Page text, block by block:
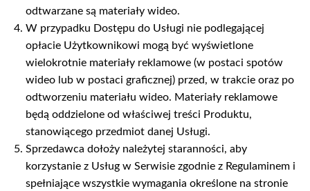
odtwarzane są materiały wideo.
W przypadku Dostępu do Usługi nie podlegającej
opłacie Użytkownikowi mogą być wyświetlone
wielokrotnie materiały reklamowe (w postaci spotów
wideo lub w postaci graficznej) przed, w trakcie oraz po
odtworzeniu materiału wideo. Materiały reklamowe
będą oddzielone od właściwej treści Produktu,
stanowiącego przedmiot danej Usługi.
Sprzedawca dołoży należytej staranności, aby
korzystanie z Usług w Serwisie zgodnie z Regulaminem i
spełniające wszystkie wymagania określone na stronie